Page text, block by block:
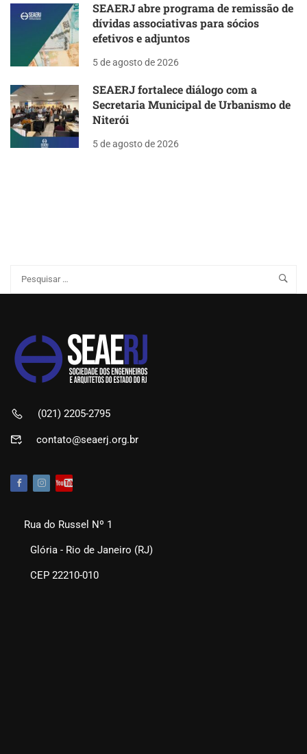
SEAERJ abre programa de remissão de
dívidas associativas para sócios
efetivos e adjuntos
5 de agosto de 2026
SEAERJ fortalece diálogo com a
Secretaria Municipal de Urbanismo de
Niterói
5 de agosto de 2026
(021) 2205-2795
contato@seaerj.org.br
Rua do Russel Nº 1
Glória - Rio de Janeiro (RJ)
CEP 22210-010